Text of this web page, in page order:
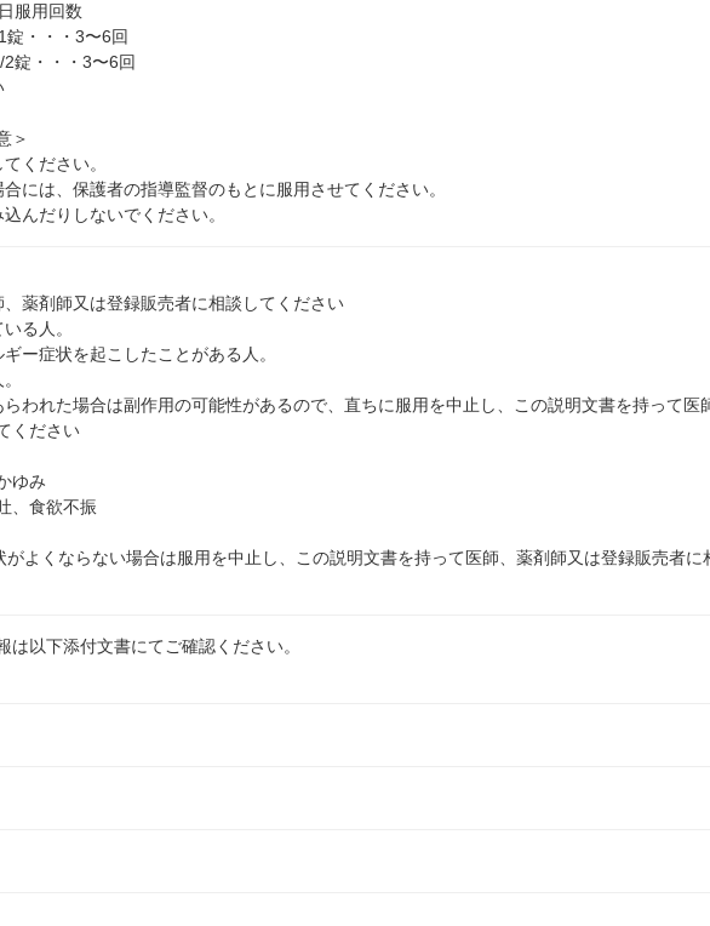
服用回数
錠・・・3〜6回
錠・・・3〜6回
＞
ください。
合には、保護者の指導監督のもとに服用させてください。
んだりしないでください。
薬剤師又は登録販売者に相談してください
る人。
ー症状を起こしたことがある人。
われた場合は副作用の可能性があるので、直ちに服用を中止し、この説明文書を持って医
ください
ゆみ
、食欲不振
よくならない場合は服用を中止し、この説明文書を持って医師、薬剤師又は登録販売者に
は以下添付文書にてご確認ください。